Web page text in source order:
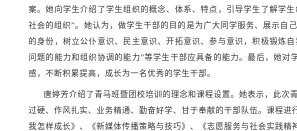
案。她向学生介绍了学生组织的概念、体系、特点，引导学生了解学
社会的组织”。 她认为，做学生干部的目的是为广大同学服务、展示自
的身份，树立公仆意识、民主意识、开拓意识、参与意识，积极锻炼
问题的能力和组织协调的能力”等学生干部应具备的能力。最后，她对
感，不断积累提高，成长为一名优秀的学生干部。
唐婷芳介绍了青马班暨团校培训的理念和课程设置。她表示，此
过硬、作风扎实、业务精通、勤奋好学、甘于奉献的干部队伍。课程
我怎样成长》、《新媒体传播策略与技巧》、《志愿服务与社会实践